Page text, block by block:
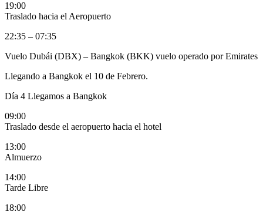
19:00
Traslado hacia el Aeropuerto
22:35 – 07:35
Vuelo Dubái (DBX) – Bangkok (BKK) vuelo operado por Emirates
Llegando a Bangkok el 10 de Febrero.
Día 4 Llegamos a Bangkok
09:00
Traslado desde el aeropuerto hacia el hotel
13:00
Almuerzo
14:00
Tarde Libre
18:00